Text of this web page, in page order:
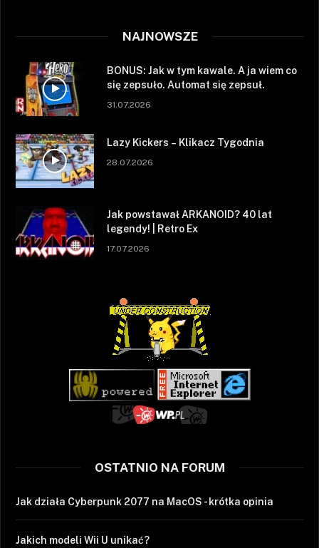
NAJNOWSZE
BONUS: Jak w tym kawale. A ja wiem co
się zepsuło. Automat się zepsuł.
31.07.2026
Lazy Kickers – Klikacz Tygodnia
28.07.2026
Jak powstawał ARKANOID? 40 lat
legendy! | Retro Ex
17.07.2026
OSTATNIO NA FORUM
Jak działa Cyberpunk 2077 na MacOS - krótka opinia
Jakich modeli Wii U unikać?